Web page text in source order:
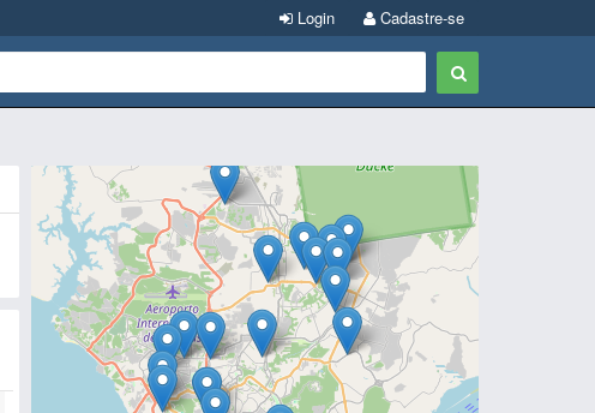
Cadastre-se
Login